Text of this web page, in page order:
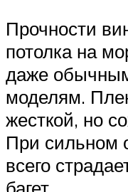
Прочности
потолка на
даже
моделям.
жесткой, но
При сильном
всего